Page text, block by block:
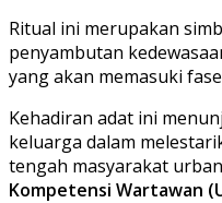
Ritual ini merupakan
penyambutan
yang akan memasuki
Kehadiran adat ini
keluarga dalam
tengah masyarakat
Kompetensi Wartawan